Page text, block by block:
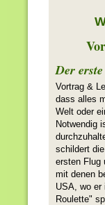
Der
Vortrag &
dass alles
Welt oder
Notwendig
schildert
ersten Flug
mit denen
USA, wo er
Roulette"